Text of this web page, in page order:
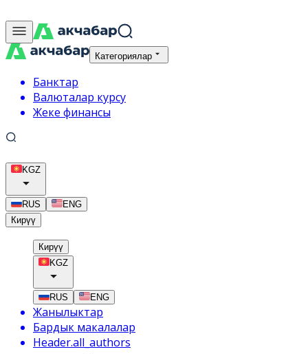
Категориялар
Банктар
Валюталар курсу
Жеке финансы
KGZ
RUS
ENG
Кирүү
Кирүү
KGZ
RUS ENG
Жанылыктар
Бардык макалалар
Header.all_authors